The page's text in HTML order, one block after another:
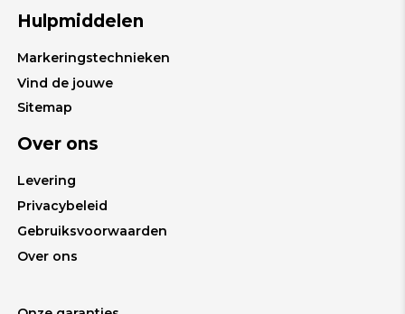
Hulpmiddelen
Markeringstechnieken
Vind de jouwe
Sitemap
Over ons
Levering
Privacybeleid
Gebruiksvoorwaarden
Over ons